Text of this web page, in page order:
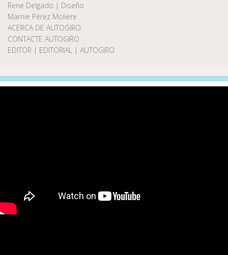
Rene Delgado | Diseño
Marnie Pérez Moliere
ACERCA DE AUTOGIRO
CONTACTE AUTOGIRO
EDITOR | EDITORIAL | AUTOGIRO